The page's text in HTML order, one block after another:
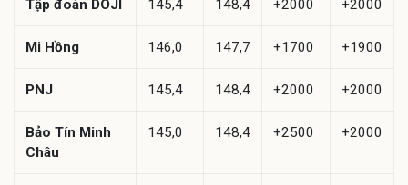
Tập đoàn DOJI 145,4 148,4 +2000 +2000
Mi Hồng 146,0 147,7 +1700 +1900
PNJ 145,4 148,4 +2000 +2000
Bảo Tín Minh
Châu
145,0 148,4 +2500 +2000